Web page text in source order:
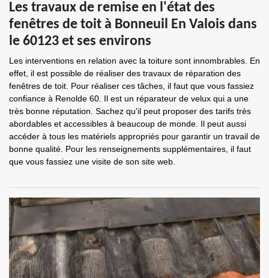
Les travaux de remise en l'état des
fenêtres de toit à Bonneuil En Valois dans
le 60123 et ses environs
Les interventions en relation avec la toiture sont innombrables. En
effet, il est possible de réaliser des travaux de réparation des
fenêtres de toit. Pour réaliser ces tâches, il faut que vous fassiez
confiance à Renolde 60. Il est un réparateur de velux qui a une
très bonne réputation. Sachez qu'il peut proposer des tarifs très
abordables et accessibles à beaucoup de monde. Il peut aussi
accéder à tous les matériels appropriés pour garantir un travail de
bonne qualité. Pour les renseignements supplémentaires, il faut
que vous fassiez une visite de son site web.